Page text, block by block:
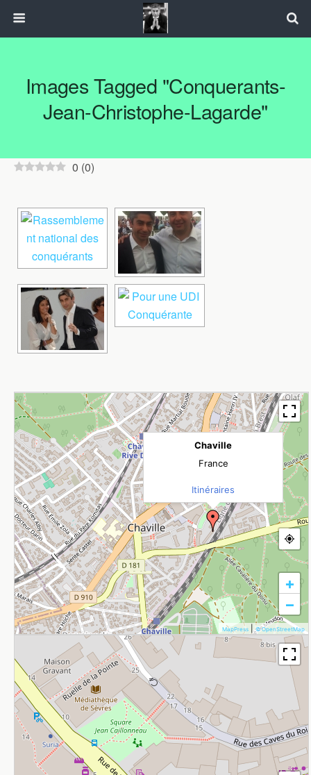
Images Tagged "conquerants-
Jean-Christophe-Lagarde"
0 (0)
+
−
MapPress |© OpenStreetMap
Chaville
France
Itinéraires